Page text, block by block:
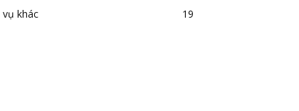
vụ khác
19